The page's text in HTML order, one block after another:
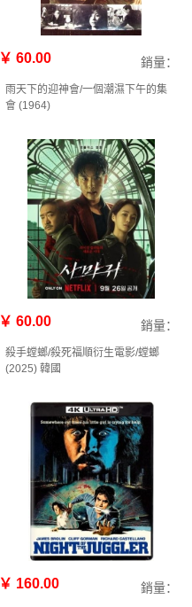
￥ 60.00 銷量：
雨天下的迎神會/一個潮濕下午的集
會 (1964)
￥ 60.00 銷量：
殺手螳螂/殺死福順衍生電影/螳螂
(2025) 韓國
￥ 160.00 銷量：